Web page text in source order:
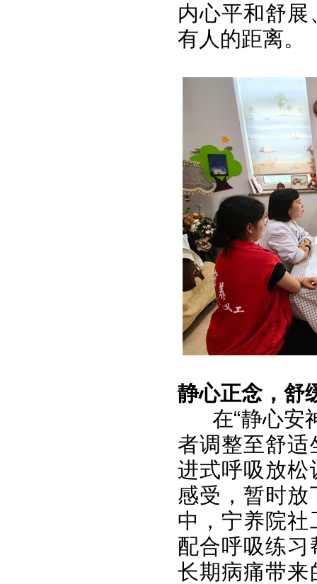
内心平和舒
有人的距离。
静心正念，舒
在“静心安
者调整至舒
进式呼吸放松
感受，暂时
中，宁养院
配合呼吸练
长期病痛带来